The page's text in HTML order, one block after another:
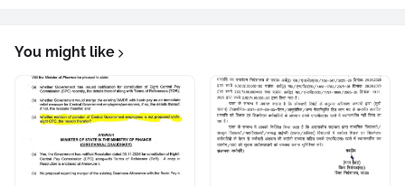
You might like